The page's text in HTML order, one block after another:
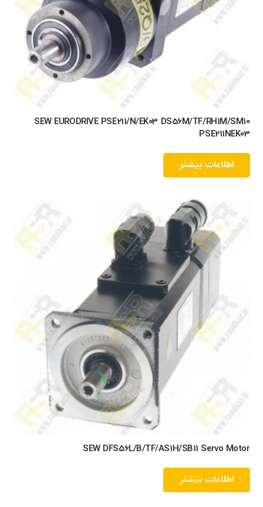
SEW EURODRIVE PSE211/N/EK03 DS56M/TF/RH1M/SM10
PSE211NEK03
اطلاعات بیشتر
SEW DFS56L/B/TF/AS1H/SB11 Servo Motor
اطلاعات بیشتر